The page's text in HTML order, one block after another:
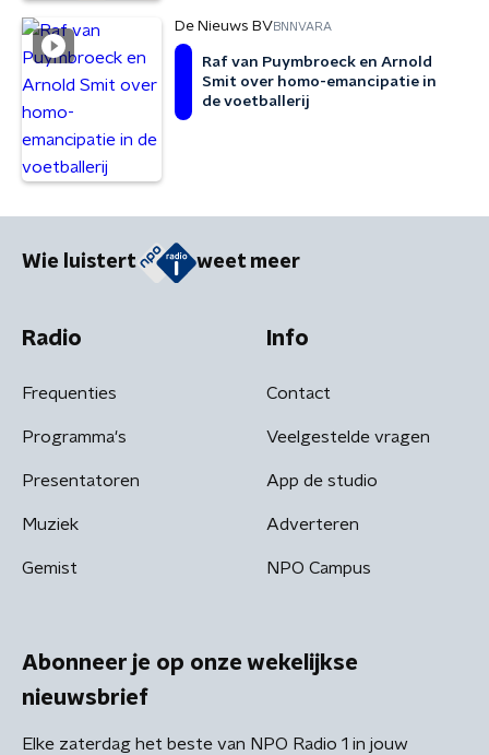
De Nieuws BVBNNVARA
Raf van Puymbroeck en Arnold
Smit over homo-emancipatie in
de voetballerij
Wie luistert weet meer
Radio
Frequenties
Programma's
Presentatoren
Muziek
Gemist
Info
Contact
Veelgestelde vragen
App de studio
Adverteren
NPO Campus
Abonneer je op onze wekelijkse
nieuwsbrief
Elke zaterdag het beste van NPO Radio 1 in jouw